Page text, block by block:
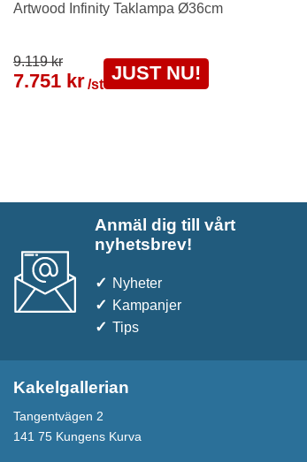
Artwood Infinity Taklampa Ø36cm
9.119 kr
7.751 kr/st
JUST NU!
Anmäl dig till vårt
nyhetsbrev!
Nyheter
Kampanjer
Tips
Kakelgallerian
Tangentvägen 2
141 75 Kungens Kurva